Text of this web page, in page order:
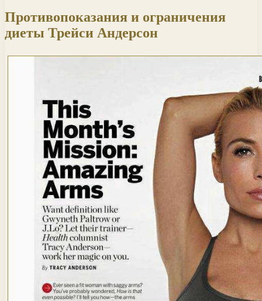
Противопоказания и ограничения
диеты Трейси Андерсон